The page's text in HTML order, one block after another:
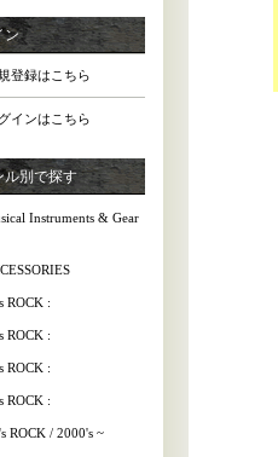
ン
登録はこちら
インはこちら
ル別で探す
Instruments & Gear
ROCK :
ROCK :
ROCK :
ROCK :
ROCK / 2000's ~